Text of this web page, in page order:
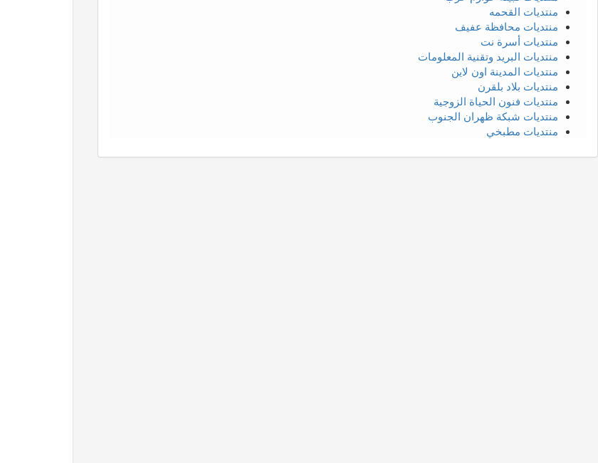
منتديات القحمه
منتديات محافظة عفيف
منتديات أسرة نت
منتديات البريد وتقنية المعلومات
منتديات المدينة اون لاين
منتديات بلاد بلقرن
منتديات فنون الحياة الزوجية
منتديات شبكة ظهران الجنوب
منتديات مطبخي